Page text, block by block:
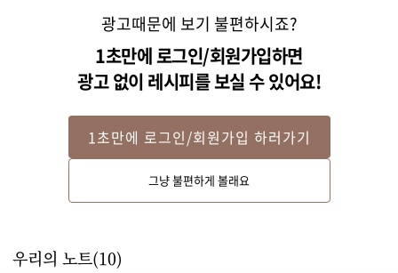
단호박 꼭지 부분을 자르고 숟가락으로 속을 판 뒤 전자레인지에서 3분 정도
익혀주세요.
광고때문에 보기 불편하시죠?
1초만에 로그인/회원가입하면
광고 없이 레시피를 보실 수 있어요!
1초만에 로그인/회원가입 하러가기
그냥 불편하게 볼래요
우리의 노트(10)